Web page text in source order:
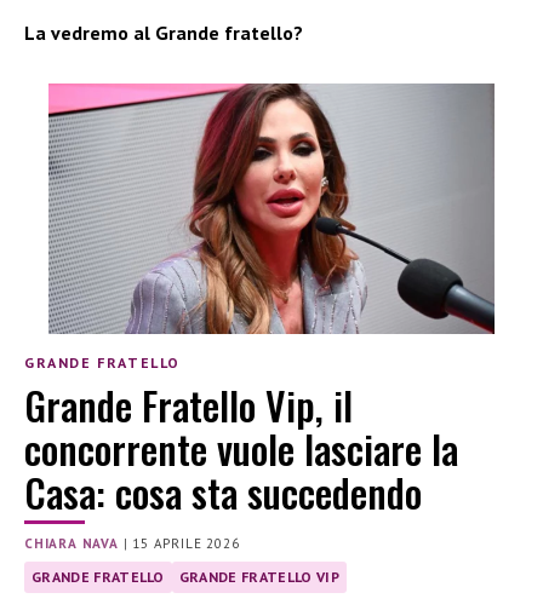
La vedremo al Grande fratello?
GRANDE FRATELLO
Grande Fratello Vip, il
concorrente vuole lasciare la
Casa: cosa sta succedendo
CHIARA NAVA | 15 APRILE 2026
GRANDE FRATELLO GRANDE FRATELLO VIP